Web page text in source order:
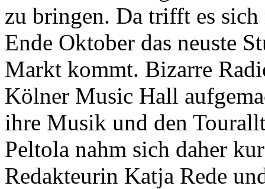
zu bringen. Da trifft es
Ende Oktober das neuste
Markt kommt. Bizarre
Kölner Music Hall
ihre Musik und den
Peltola nahm sich daher
Redakteurin Katja Rede